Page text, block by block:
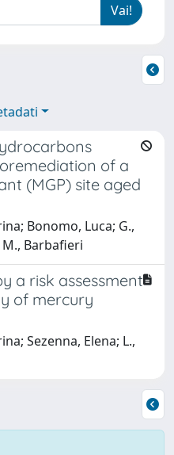
of a
(MGP) site aged
Bonomo, Luca; G.,
Barbafieri
a risk assessment
of mercury
Sezenna, Elena; L.,